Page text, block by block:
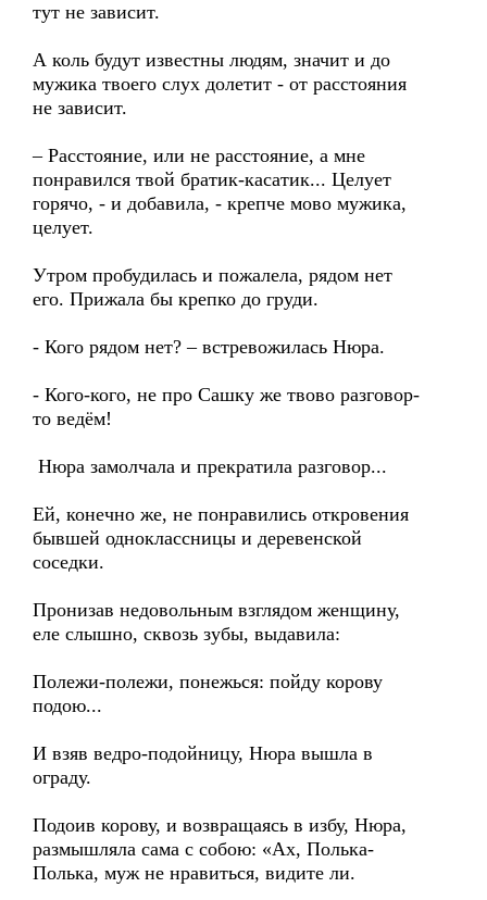
тут не зависит.
А коль будут известны людям, значит и до
мужика твоего слух долетит - от расстояния
не зависит.
– Расстояние, или не расстояние, а мне
понравился твой братик-касатик... Целует
горячо, - и добавила, - крепче мово мужика,
целует.
Утром пробудилась и пожалела, рядом нет
его. Прижала бы крепко до груди.
- Кого рядом нет? – встревожилась Нюра.
- Кого-кого, не про Сашку же твово разговор-
то ведём!
Нюра замолчала и прекратила разговор...
Ей, конечно же, не понравились откровения
бывшей одноклассницы и деревенской
соседки.
Пронизав недовольным взглядом женщину,
еле слышно, сквозь зубы, выдавила:
Полежи-полежи, понежься: пойду корову
подою...
И взяв ведро-подойницу, Нюра вышла в
ограду.
Подоив корову, и возвращаясь в избу, Нюра,
размышляла сама с собою: «Ах, Полька-
Полька, муж не нравиться, видите ли.